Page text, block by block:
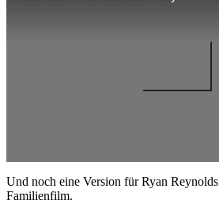
Und noch eine Version für Ryan
Familienfilm.